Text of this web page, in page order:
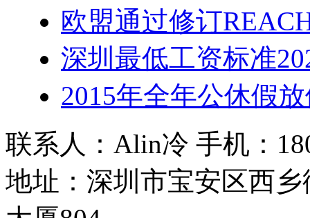
欧盟通过修订
深圳最低工资标准
2015年全年公休假
联系人：Alin冷 手机：
地址：深圳市宝安区西